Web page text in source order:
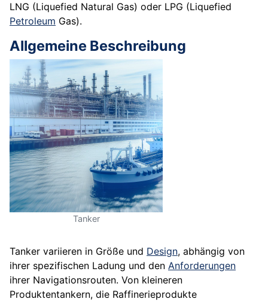
LNG (Liquefied Natural Gas) oder LPG (Liquefied
Petroleum Gas).
Allgemeine Beschreibung
Tanker
Tanker variieren in Größe und Design, abhängig von
ihrer spezifischen Ladung und den Anforderungen
ihrer Navigationsrouten. Von kleineren
Produktentankern, die Raffinerieprodukte